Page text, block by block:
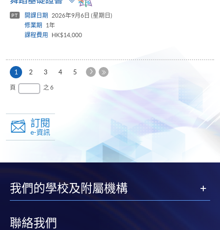
panel
PT 開課日期
2026年9月6日 (星期日)
修業期
1年
課程費用
HK$14,000
1
本
頁
2 3 4 5
下
頁 之 6
訂閱
e-資訊
我們的學校及附屬機構
聯絡我們